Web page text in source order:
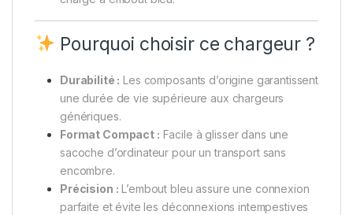
Pourquoi choisir ce chargeur ?
Durabilité : Les composants d’origine garantissent
une durée de vie supérieure aux chargeurs
génériques.
Format Compact : Facile à glisser dans une
sacoche d’ordinateur pour un transport sans
encombre.
Précision : L’embout bleu assure une connexion
parfaite et évite les déconnexions intempestives